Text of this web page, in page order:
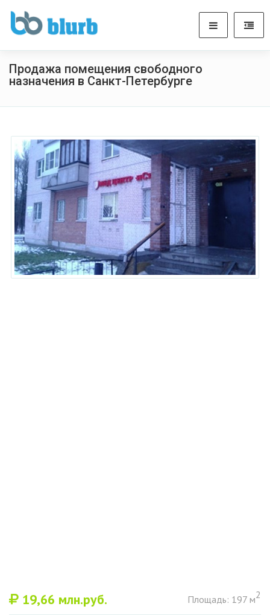
Продажа помещения свободного
назначения в Санкт-Петербурге
19,66 млн.руб. Площадь: 197 м2